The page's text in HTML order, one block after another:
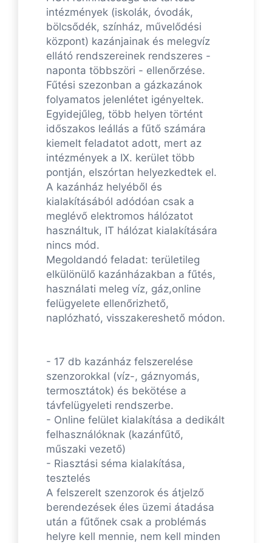
intézmények (iskolák, óvodák,
bölcsődék, színház, művelődési
központ) kazánjainak és melegvíz
ellátó rendszereinek rendszeres -
naponta többszöri - ellenőrzése.
Fűtési szezonban a gázkazánok
folyamatos jelenlétet igényeltek.
Egyidejűleg, több helyen történt
időszakos leállás a fűtő számára
kiemelt feladatot adott, mert az
intézmények a IX. kerület több
pontján, elszórtan helyezkedtek el.
A kazánház helyéből és
kialakításából adódóan csak a
meglévő elektromos hálózatot
használtuk, IT hálózat kialakítására
nincs mód.
Megoldandó feladat: területileg
elkülönülő kazánházakban a fűtés,
használati meleg víz, gáz,online
felügyelete ellenőrizhető,
naplózható, visszakereshető módon.
- 17 db kazánház felszerelése
szenzorokkal (víz-, gáznyomás,
termosztátok) és bekötése a
távfelügyeleti rendszerbe.
- Online felület kialakítása a dedikált
felhasználóknak (kazánfűtő,
műszaki vezető)
- Riasztási séma kialakítása,
tesztelés
A felszerelt szenzorok és átjelző
berendezések éles üzemi átadása
után a fűtőnek csak a problémás
helyre kell mennie, nem kell minden